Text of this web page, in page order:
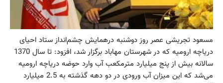
مسعود تجریشی عصر روز دوشنبه درهمایش چشم‌انداز ستاد احیای
دریاچه ارومیه که در شهرستان مهاباد برگزار شد، افزود: تا سال 1370
سالانه بیش از پنج میلیارد مترمکعب آب وارد حوضه دریاچه ارومیه
می‌شد که این میزان آب ورودی در دو دهه گذشته به 2.5 میلیارد